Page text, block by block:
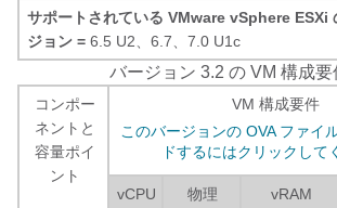
サポートされている VMware vSphere ESXi
ジョン = 6.5 U2、6.7、7.0 U1c
バージョン 3.2 の VM 構成要
コンポー
ネントと
容量ポイ
ント
VM 構成要件
このバージョンの OVA ファイ
ドするにはクリックして
vCPU
物理
vRAM